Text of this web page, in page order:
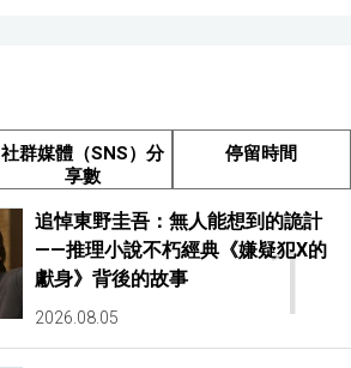
社群媒體（SNS）分
享數
停留時間
1
追悼東野圭吾：無人能想到的詭計
——推理小說不朽經典《嫌疑犯X的
獻身》背後的故事
2026.08.05